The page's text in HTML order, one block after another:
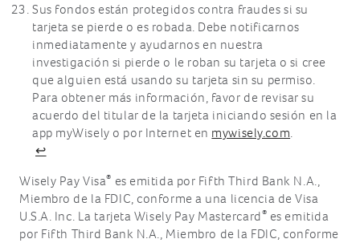
Sus fondos están protegidos contra fraudes si su
tarjeta se pierde o es robada. Debe notificarnos
inmediatamente y ayudarnos en nuestra
investigación si pierde o le roban su tarjeta o si cree
que alguien está usando su tarjeta sin su permiso.
Para obtener más información, favor de revisar su
acuerdo del titular de la tarjeta iniciando sesión en la
app myWisely o por Internet en mywisely.com.
↩
Wisely Pay Visa® es emitida por Fifth Third Bank N.A.,
Miembro de la FDIC, conforme a una licencia de Visa
U.S.A. Inc. La tarjeta Wisely Pay Mastercard® es emitida
por Fifth Third Bank N.A., Miembro de la FDIC, conforme